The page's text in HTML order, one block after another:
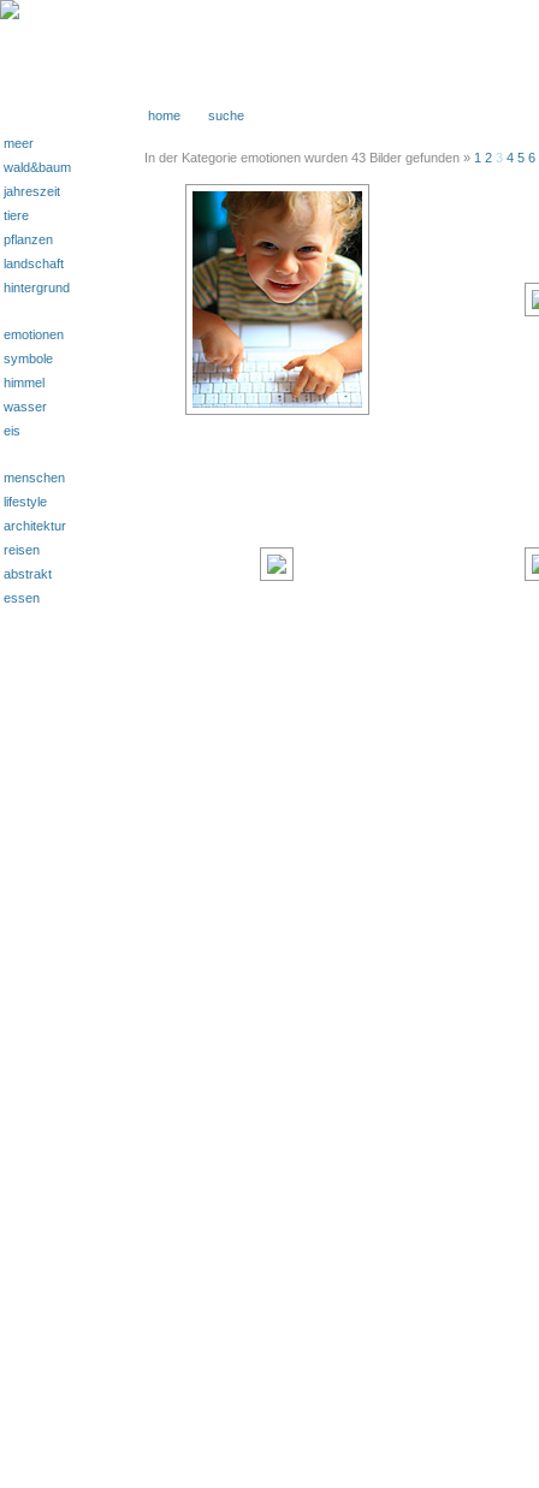
home suche
In der Kategorie emotionen wurden 43 Bilder gefunden » 1 2 3 4 5 6
meer
wald&baum
jahreszeit
tiere
pflanzen
landschaft
hintergrund
emotionen
symbole
himmel
wasser
eis
menschen
lifestyle
architektur
reisen
abstrakt
essen